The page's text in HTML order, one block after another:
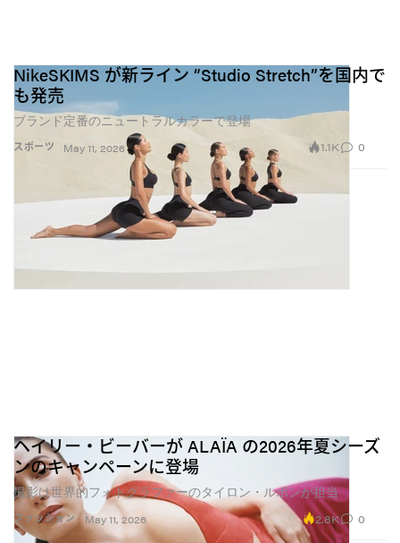
スポーツ
NikeSKIMS が新ライン “Studio Stretch”を国内で
も発売
ブランド定番のニュートラルカラーで登場
May 11, 2026 1.1K 0
ファッション
ヘイリー・ビーバーが ALAÏA の2026年夏シーズ
ンのキャンペーンに登場
撮影は世界的フォトグラファーのタイロン・ルボンが担当
May 11, 2026 2.8K 0